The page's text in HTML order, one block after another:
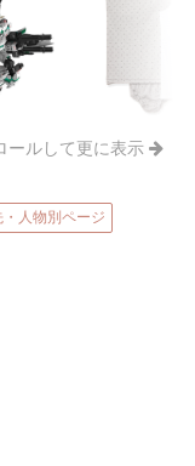
ールして更に表示
人物別ページ